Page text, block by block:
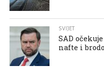
SVIJET
SAD
nafte i